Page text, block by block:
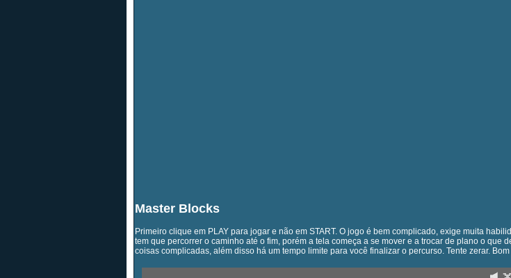
Master Blocks
Primeiro clique em PLAY para jogar e não em START. O jogo é bem complicado, exige muita
tem que percorrer o caminho até o fim, porém a tela começa a se mover e a trocar de plano o que
coisas complicadas, além disso há um tempo limite para você finalizar o percurso. Tente zerar.